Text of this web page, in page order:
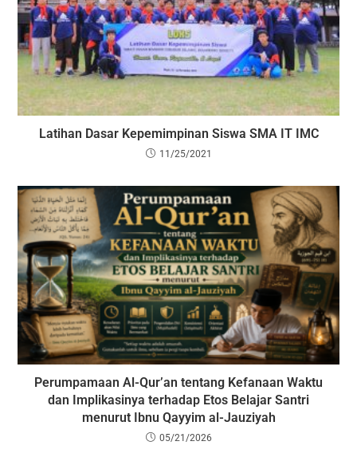
Latihan Dasar Kepemimpinan Siswa SMA IT IMC
11/25/2021
Perumpamaan Al-Qur’an tentang Kefanaan Waktu
dan Implikasinya terhadap Etos Belajar Santri
menurut Ibnu Qayyim al-Jauziyah
05/21/2026